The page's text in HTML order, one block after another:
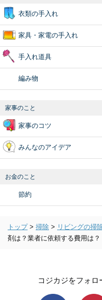
衣類の手入れ
家具・家電の手入れ
手入れ道具
編み物
家事のこと
家事のコツ
みんなのアイデア
お金のこと
節約
トップ > 掃除 > リビングの掃
剤は？業者に依頼する費用は？
コジカジをフォロ